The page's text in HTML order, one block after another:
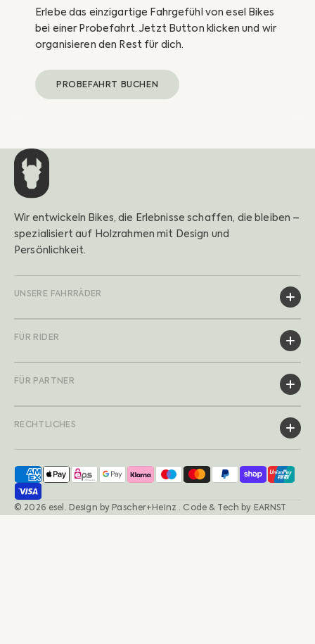
Erlebe das einzigartige Fahrgefühl von esel Bikes
bei einer Probefahrt. Jetzt Button klicken und wir
organisieren den Rest für dich.
PROBEFAHRT BUCHEN
Wir entwickeln Bikes, die Erlebnisse schaffen, die bleiben –
spezialisiert auf Holzrahmen mit Design und
Persönlichkeit.
UNSERE FAHRRÄDER
FÜR RIDER
FÜR PARTNER
RECHTLICHES
© 2026 esel. Design by Pascher+Heinz · Code & Tech by EARNST